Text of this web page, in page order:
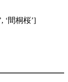
‘間桐桜’]